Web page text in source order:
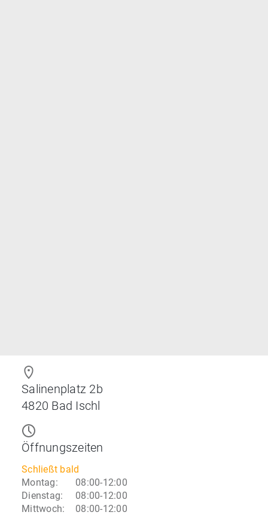
Salinenplatz 2b
4820 Bad Ischl
Öffnungszeiten
Schließt bald
Montag:
08:00-12:00
Dienstag:
08:00-12:00
Mittwoch:
08:00-12:00